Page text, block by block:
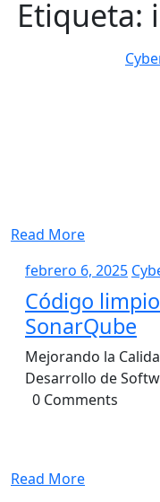
Etiqueta:
Read More
febrero 6, 2025
2025
Código
SonarQube
Mejorando la
Desarrollo de
0 Comments
Read More